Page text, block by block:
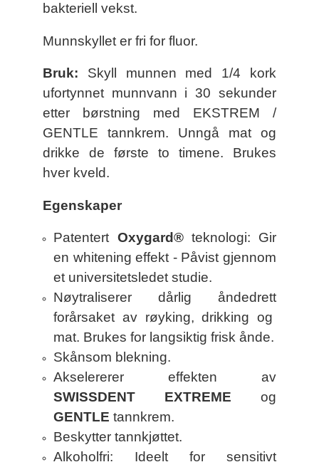
bakteriell vekst.
Munnskyllet er fri for fluor.
Bruk: Skyll munnen med 1/4 kork
ufortynnet munnvann i 30 sekunder
etter børstning med EKSTREM /
GENTLE tannkrem. Unngå mat og
drikke de første to timene. Brukes
hver kveld.
Egenskaper
Patentert Oxygard®teknologi: Gir
en whitening effekt - Påvist gjennom
et universitetsledet studie.
Nøytraliserer dårlig åndedrett
forårsaket av røyking, drikking og
mat. Brukes for langsiktig frisk ånde.
Skånsom blekning.
Akselererer effekten av
SWISSDENT EXTREME og
GENTLE tannkrem.
Beskytter tannkjøttet.
Alkoholfri: Ideelt for sensitivt